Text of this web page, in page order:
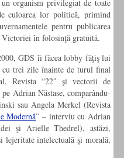
organism privilegiat de toate
culoarea lor politică, primind
pentru publicarea
Victoriei în folosinţă gratuită.
GDS îi făcea lobby făţiş lui
trei zile înainte de turul final
Revista “22″ şi vectorii de
Adrian Năstase, comparându-
sau Angela Merkel (Revista
Modernă” – interviu cu Adrian
şi Arielle Thedrel), astăzi,
lejeritate intelectuală şi morală,